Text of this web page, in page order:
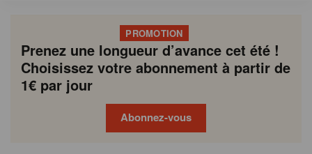
PROMOTION
Prenez une longueur d’avance cet été !
Choisissez votre abonnement à partir de
1€ par jour
Abonnez-vous